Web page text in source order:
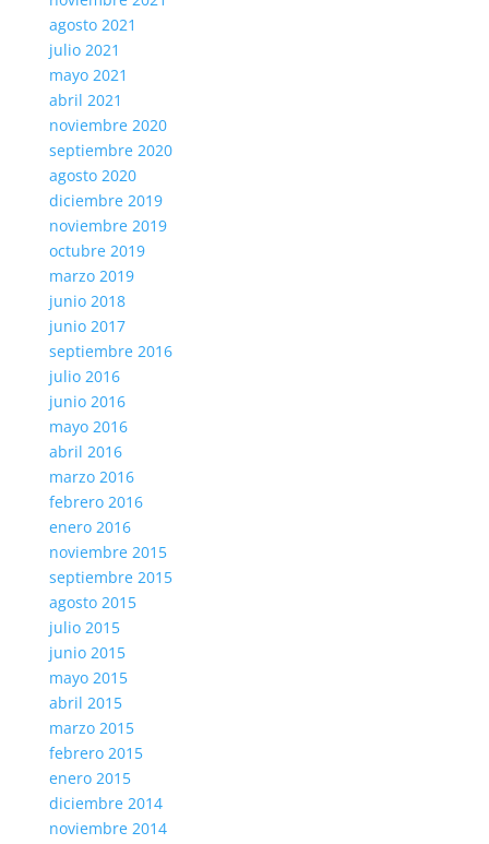
agosto 2021
julio 2021
mayo 2021
abril 2021
noviembre 2020
septiembre 2020
agosto 2020
diciembre 2019
noviembre 2019
octubre 2019
marzo 2019
junio 2018
junio 2017
septiembre 2016
julio 2016
junio 2016
mayo 2016
abril 2016
marzo 2016
febrero 2016
enero 2016
noviembre 2015
septiembre 2015
agosto 2015
julio 2015
junio 2015
mayo 2015
abril 2015
marzo 2015
febrero 2015
enero 2015
diciembre 2014
noviembre 2014